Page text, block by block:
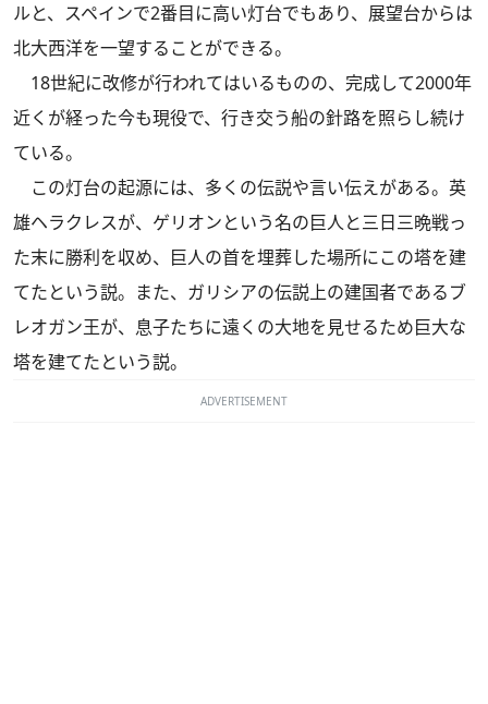
ルと、スペインで2番目に高い灯台でもあり、展望台からは
北大西洋を一望することができる。
18世紀に改修が行われてはいるものの、完成して2000年
近くが経った今も現役で、行き交う船の針路を照らし続け
ている。
この灯台の起源には、多くの伝説や言い伝えがある。英
雄ヘラクレスが、ゲリオンという名の巨人と三日三晩戦っ
た末に勝利を収め、巨人の首を埋葬した場所にこの塔を建
てたという説。また、ガリシアの伝説上の建国者であるブ
レオガン王が、息子たちに遠くの大地を見せるため巨大な
塔を建てたという説。
ADVERTISEMENT